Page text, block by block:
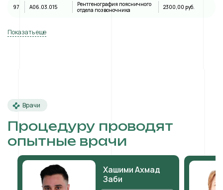
97 A06.03.015
Рентгенография поясничного
отдела позвоночника
2300,00 руб.
Показать еще
Врачи
Процедуру проводят
опытные врачи
Хашими Ахмад
Заби